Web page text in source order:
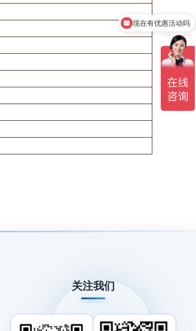
关注我们
现在有优惠活动吗